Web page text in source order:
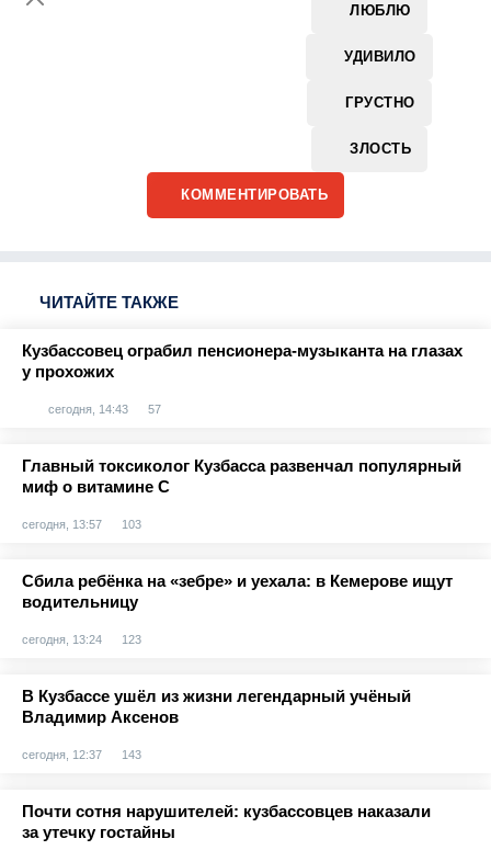
ЛЮБЛЮ
УДИВИЛО
ГРУСТНО
ЗЛОСТЬ
КОММЕНТИРОВАТЬ
ЧИТАЙТЕ ТАКЖЕ
Кузбассовец ограбил пенсионера-музыканта на глазах
у прохожих
сегодня, 14:43 57
Главный токсиколог Кузбасса развенчал популярный
миф о витамине С
сегодня, 13:57 103
Сбила ребёнка на «зебре» и уехала: в Кемерове ищут
водительницу
сегодня, 13:24 123
В Кузбассе ушёл из жизни легендарный учёный
Владимир Аксенов
сегодня, 12:37 143
Почти сотня нарушителей: кузбассовцев наказали
за утечку гостайны